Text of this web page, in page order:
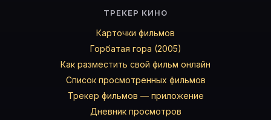
ТРЕКЕР КИНО
Карточки фильмов
Горбатая гора (2005)
Как разместить свой фильм онлайн
Список просмотренных фильмов
Трекер фильмов — приложение
Дневник просмотров